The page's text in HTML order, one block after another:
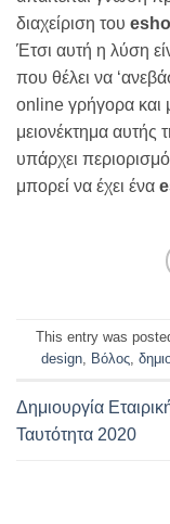
διαχείριση του
Έτσι αυτή η λύση
που θέλει να
online γρήγορα και
μειονέκτημα αυτής
υπάρχει
μπορεί να έχει ένα
This entry was
design, Βόλος,
Δημιουργία
Ταυτότητα 2020